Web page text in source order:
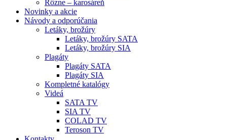
Rôzne – karosáreň
Novinky a akcie
Návody a odporúčania
Letáky, brožúry
Letáky, brožúry SATA
Letáky, brožúry SIA
Plagáty
Plagáty SATA
Plagáty SIA
Kompletné katalógy
Videá
SATA TV
SIA TV
COLAD TV
Teroson TV